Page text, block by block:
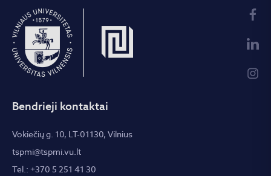
Bendrieji kontaktai
Vokiečių g. 10, LT-01130, Vilnius
tspmi@tspmi.vu.lt
Tel.: +370 5 251 41 30